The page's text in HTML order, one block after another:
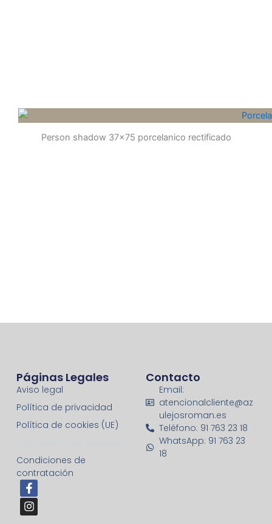
Person shadow 37x75 porcelanico rectificado
Páginas Legales
Aviso legal
Política de privacidad
Política de cookies (UE)
Condiciones de
contratación
Contacto
Email:
atencionalcliente@az
ulejosroman.es
Teléfono: 91 763 23 18
WhatsApp: 91 763 23
18
F
a
c
e
I
n
s
t